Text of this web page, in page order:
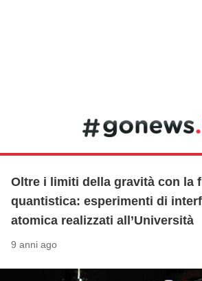
Oltre i limiti della gravità con la
quantistica: esperimenti di
atomica realizzati all’Università
9 anni ago